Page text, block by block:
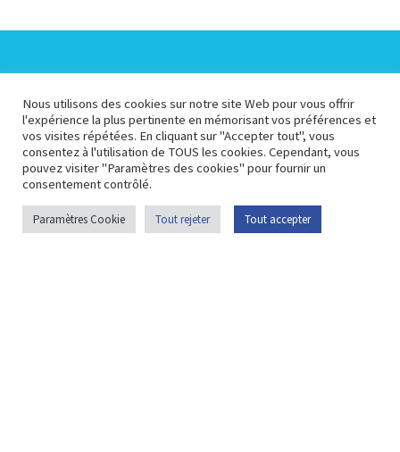
Espace Presse
Espace Pédagogique Espace Membre
Plan du site
Portail
opendata
Contactez-nous
Nous utilisons des cookies sur notre site Web pour vous offrir
l'expérience la plus pertinente en mémorisant vos préférences et
vos visites répétées. En cliquant sur "Accepter tout", vous
consentez à l'utilisation de TOUS les cookies. Cependant, vous
pouvez visiter "Paramètres des cookies" pour fournir un
consentement contrôlé.
Paramètres Cookie Tout rejeter Tout accepter